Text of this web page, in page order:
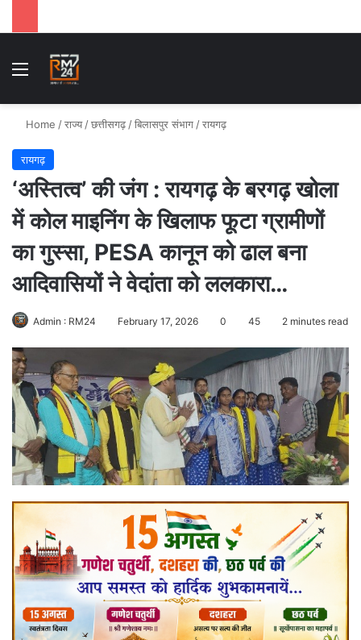
Menu
Home /राज्य /छत्तीसगढ़ /बिलासपुर संभाग /रायगढ़
रायगढ़
‘अस्तित्व’ की जंग : रायगढ़ के बरगढ़ खोला
में कोल माइनिंग के खिलाफ फूटा ग्रामीणों
का गुस्सा, PESA कानून को ढाल बना
आदिवासियों ने वेदांता को ललकारा…
Admin : RM24 February 17, 2026 0 45 2 minutes read